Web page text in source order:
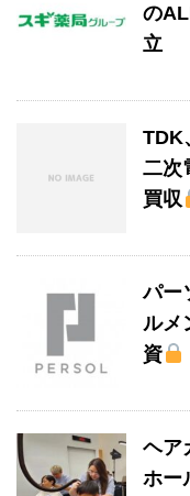
の
立
TDK
二次
買収
パー
ルメ
資
ヘア
ホー